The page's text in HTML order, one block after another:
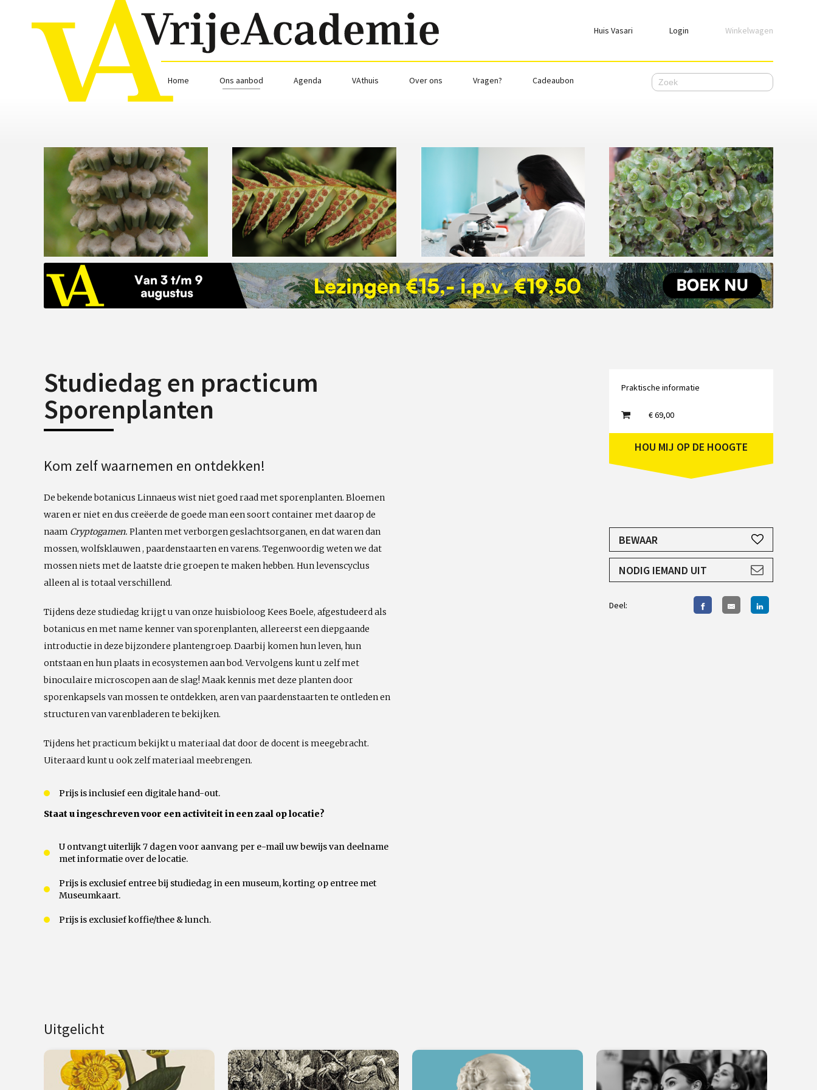
Huis Vasari Login
Login
Emailadres
Ik wil ingelogd blijven
WACHTWOORD VERGETEN
Nog geen account, meld jehieraan.
Winkelwagen
Home Ons aanbod Agenda VAthuis Over ons Vragen? Cadeaubon
Studiedag en practicum
Sporenplanten
Kom zelf waarnemen en ontdekken!
De bekende botanicus Linnaeus wist niet goed raad met sporenplanten. Bloemen
waren er niet en dus creëerde de goede man een soort container met daarop de
naam Cryptogamen. Planten met verborgen geslachtsorganen, en dat waren dan
mossen, wolfsklauwen , paardenstaarten en varens. Tegenwoordig weten we dat
mossen niets met de laatste drie groepen te maken hebben. Hun levenscyclus
alleen al is totaal verschillend.
Tijdens deze studiedag krijgt u van onze huisbioloog Kees Boele, afgestudeerd als
botanicus en met name kenner van sporenplanten, allereerst een diepgaande
introductie in deze bijzondere plantengroep. Daarbij komen hun leven, hun
ontstaan en hun plaats in ecosystemen aan bod. Vervolgens kunt u zelf met
binoculaire microscopen aan de slag! Maak kennis met deze planten door
sporenkapsels van mossen te ontdekken, aren van paardenstaarten te ontleden en
structuren van varenbladeren te bekijken.
Tijdens het practicum bekijkt u materiaal dat door de docent is meegebracht.
Uiteraard kunt u ook zelf materiaal meebrengen.
Prijs is inclusief een digitale hand-out.
Staat u ingeschreven voor een activiteit in een zaal op locatie?
U ontvangt uiterlijk 7 dagen voor aanvang per e-mail uw bewijs van deelname
met informatie over de locatie.
Prijs is exclusief entree bij studiedag in een museum, korting op entree met
Museumkaart.
Prijs is exclusief koffie/thee & lunch.
Praktische informatie
€ 69,00
HOU MIJ OP DE HOOGTE
JE HEBT EEN ACCOUNT NODIG
AANMELDEN
BEWAAR
NODIG IEMAND UIT
Deel:
Uitgelicht